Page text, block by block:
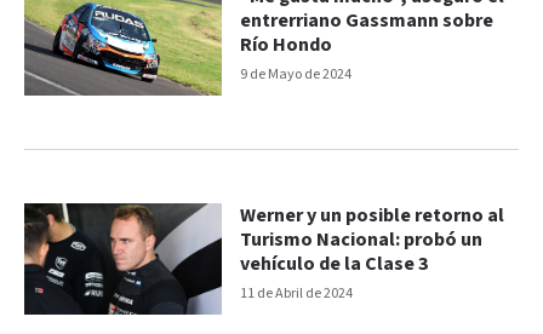
9 de Mayo de 2024
entrerriano Gassmann sobre
Río Hondo
11 de Abril de 2024
Werner y un posible retorno al
Turismo Nacional: probó un
vehículo de la Clase 3